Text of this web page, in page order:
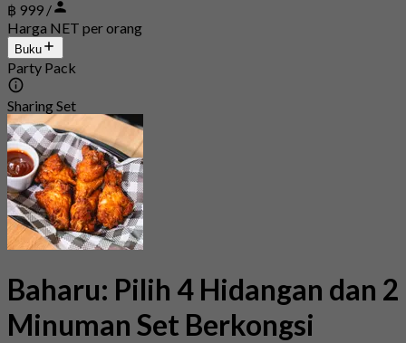
฿ 999 /
Harga NET per orang
Buku
Party Pack
Sharing Set
Baharu: Pilih 4 Hidangan dan 2
Minuman Set Berkongsi